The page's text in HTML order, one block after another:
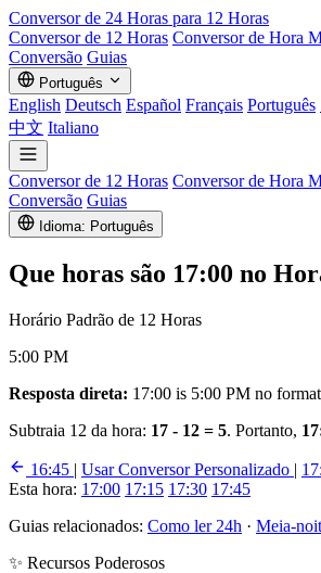
Conversor de 24 Horas para 12 Horas
Conversor de 12 Horas Conversor de Hora
Conversão Guias
Português
English Deutsch Español Français Português
中文 Italiano
Conversor de 12 Horas Conversor de Hora
Conversão Guias
Idioma: Português
Que horas são 17:00 no
Horário Padrão de 12 Horas
5:00 PM
Resposta direta: 17:00 is 5:00 PM no
Subtraia 12 da hora: 17 - 12 = 5. Portanto,
16:45 | Usar Conversor Personalizado |
Esta hora: 17:00 17:15 17:30 17:45
Guias relacionados: Como ler 24h · Meia-
✨ Recursos Poderosos